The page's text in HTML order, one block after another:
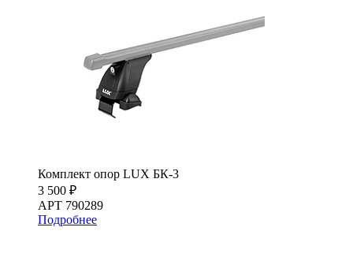
Комплект опор LUX БК-3
3 500 ₽
АРТ 790289
Подробнее